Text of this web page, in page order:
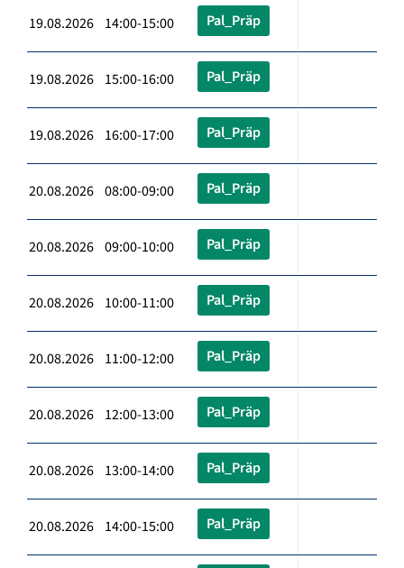
19.08.2026 14:00-15:00 Pal_Präp
19.08.2026 15:00-16:00 Pal_Präp
19.08.2026 16:00-17:00 Pal_Präp
20.08.2026 08:00-09:00 Pal_Präp
20.08.2026 09:00-10:00 Pal_Präp
20.08.2026 10:00-11:00 Pal_Präp
20.08.2026 11:00-12:00 Pal_Präp
20.08.2026 12:00-13:00 Pal_Präp
20.08.2026 13:00-14:00 Pal_Präp
20.08.2026 14:00-15:00 Pal_Präp